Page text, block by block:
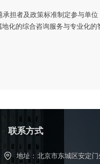
担者及政策标准制定参与单
化的综合咨询服务与专业化的
地址： 北京市东城区安定
联系方式